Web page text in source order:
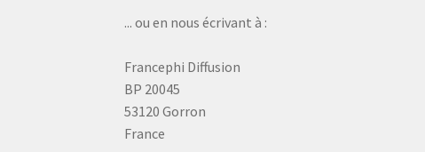
... ou en nous écrivant à :
Francephi Diffusion
BP 20045
53120 Gorron
France